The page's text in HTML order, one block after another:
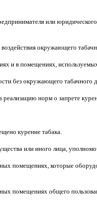
или
окружающего
и в помещениях,
без окружающего
норм о запрете
курение табака.
или иного лица,
помещениях, которые
помещениях общего